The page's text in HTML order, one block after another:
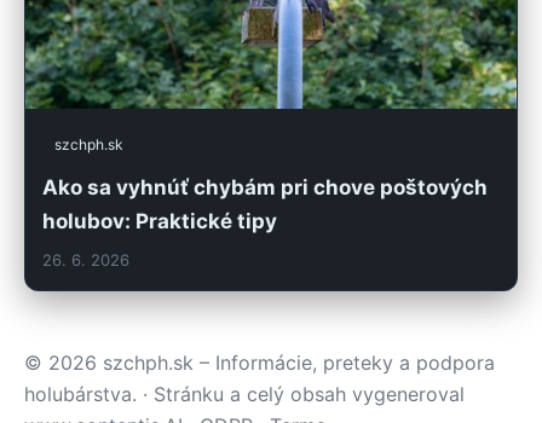
szchph.sk
Ako sa vyhnúť chybám pri chove poštových
holubov: Praktické tipy
26. 6. 2026
© 2026 szchph.sk – Informácie, preteky a podpora
holubárstva. · Stránku a celý obsah vygeneroval